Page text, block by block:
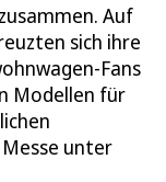
Auf
sich ihre
Fans
Modellen für
unter